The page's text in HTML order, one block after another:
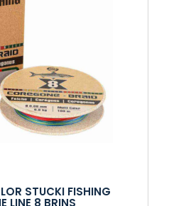
STUCKI FISHING
LINE 8 BRINS